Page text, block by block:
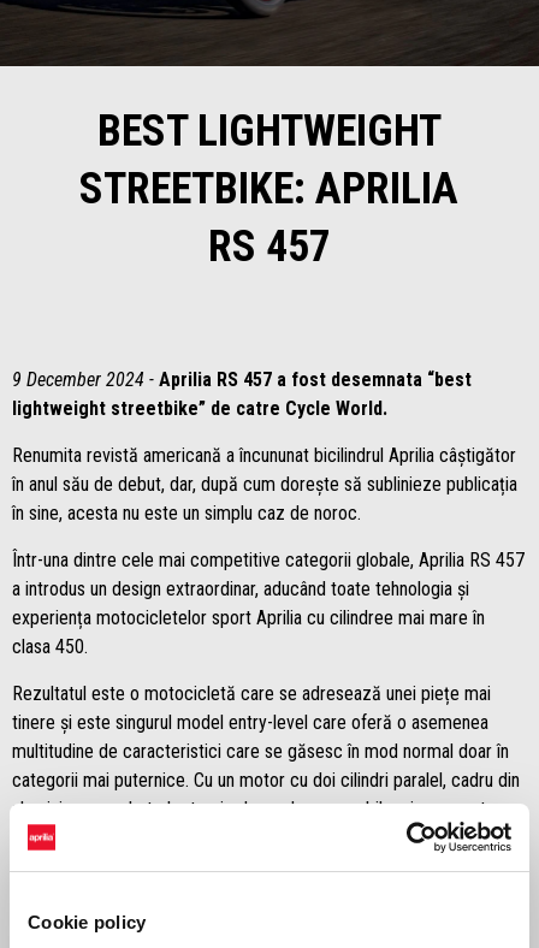
Cookie policy
BEST LIGHTWEIGHT
STREETBIKE: APRILIA
RS 457
9 December 2024 - Aprilia RS 457 a fost desemnata “best
lightweight streetbike” de catre Cycle World.
Renumita revistă americană a încununat bicilindrul Aprilia câștigător
în anul său de debut, dar, după cum dorește să sublinieze publicația
în sine, acesta nu este un simplu caz de noroc.
Într-una dintre cele mai competitive categorii globale, Aprilia RS 457
a introdus un design extraordinar, aducând toate tehnologia și
experiența motocicletelor sport Aprilia cu cilindree mai mare în
clasa 450.
Rezultatul este o motocicletă care se adresează unei piețe mai
tinere și este singurul model entry-level care oferă o asemenea
multitudine de caracteristici care se găsesc în mod normal doar în
categorii mai puternice. Cu un motor cu doi cilindri paralel, cadru din
aluminiu, un pachet electronic demn de o superbike și un raport
putere-greutate record, Aprilia RS 457 a reușit să depășească
concurența în anul de debut.